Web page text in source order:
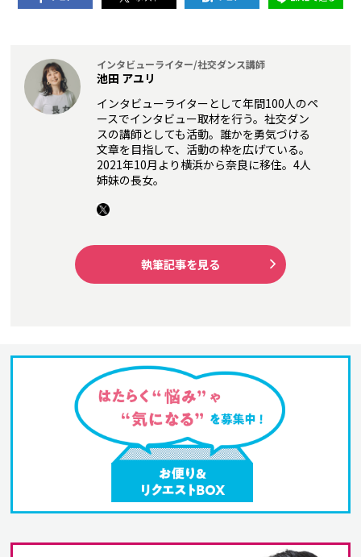
インタビューライター/社交ダンス講師
池田 アユリ
インタビューライターとして年間100人のペ
ースでインタビュー取材を行う。社交ダン
スの講師としても活動。誰かを勇気づける
文章を目指して、活動の枠を広げている。
2021年10月より横浜から奈良に移住。4人
姉妹の長女。
執筆記事を見る